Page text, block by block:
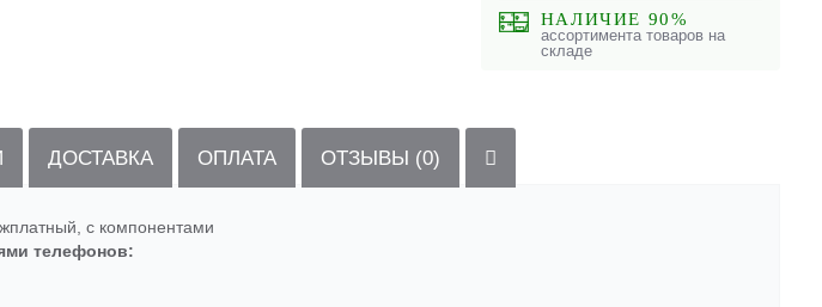
НАЛИЧИЕ 90%
ассортимента товаров на
складе
ДОСТАВКА ОПЛАТА ОТЗЫВЫ (0)
с компонентами
телефонов: